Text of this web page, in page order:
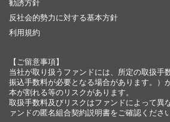
勧誘方針
反社会的勢力に対する基本方針
利用規約
【ご留意事項】
当社が取り扱うファンドには、所定の取扱手
振込手数料が必要となる場合があります。）
本が割れる等のリスクがあります。
取扱手数料及びリスクはファンドによって異
ァンドの匿名組合契約説明書をご確認ください